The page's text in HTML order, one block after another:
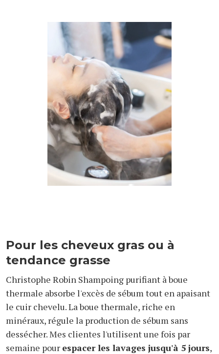
Pour les cheveux gras ou à
tendance grasse
Christophe Robin Shampoing purifiant à boue
thermale absorbe l'excès de sébum tout en apaisant
le cuir chevelu. La boue thermale, riche en
minéraux, régule la production de sébum sans
dessécher. Mes clientes l'utilisent une fois par
semaine pour espacer les lavages jusqu'à 5 jours,